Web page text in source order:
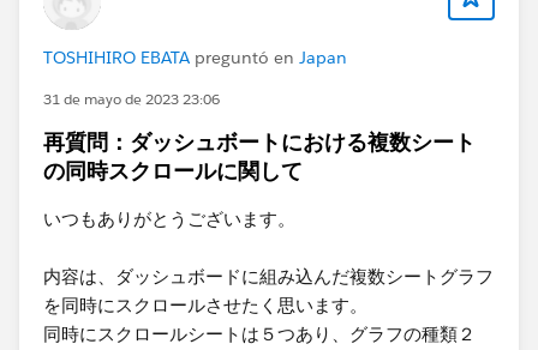
TOSHIHIRO EBATA preguntó en Japan
31 de mayo de 2023 23:06
再質問：ダッシュボートにおける複数シート
の同時スクロールに関して
いつもありがとうございます。
内容は、​ダッシュボードに組み込んだ複数シートグラフ
を同時にスクロールさせたく思います。
同時にスクロールシートは５つあり、グラフ​の種類２